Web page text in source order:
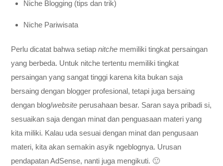
Niche Blogging (tips dan trik)
Niche Pariwisata
Perlu dicatat bahwa setiapnitche memiliki tingkat persaingan
yang berbeda. Untuk nitche tertentu memiliki tingkat
persaingan yang sangat tinggi karena kita bukan saja
bersaing dengan blogger profesional, tetapi juga bersaing
dengan blog/website perusahaan besar. Saran saya pribadi si,
sesuaikan saja dengan minat dan penguasaan materi yang
kita miliki. Kalau uda sesuai dengan minat dan pengusaan
materi, kita akan semakin asyik ngeblognya. Urusan
pendapatan AdSense, nanti juga mengikuti. 🙂